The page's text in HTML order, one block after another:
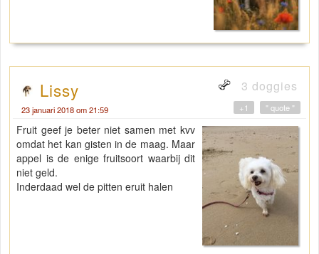
Lissy 3 doggies
23 januari 2018 om 21:59 " quote "
+1
Fruit geef je beter niet samen met kvv
omdat het kan gisten in de maag. Maar
appel is de enige fruitsoort waarbij dit
niet geld.
Inderdaad wel de pitten eruit halen